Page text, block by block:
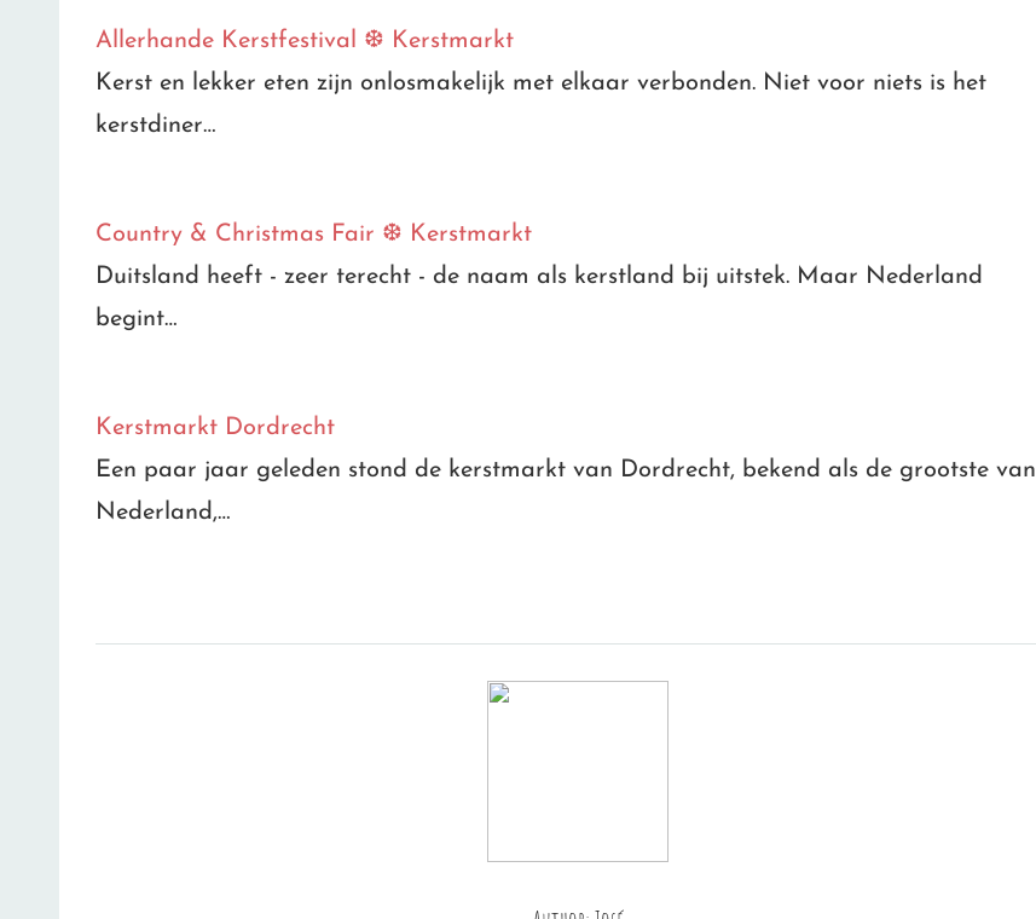
Allerhande Kerstfestival ❆ Kerstmarkt
Kerst en lekker eten zijn onlosmakelijk met elkaar verbonden. Niet voor niets is het
kerstdiner…
Country & Christmas Fair ❆ Kerstmarkt
Duitsland heeft - zeer terecht - de naam als kerstland bij uitstek. Maar Nederland
begint…
Kerstmarkt Dordrecht
Een paar jaar geleden stond de kerstmarkt van Dordrecht, bekend als de grootste van
Nederland,…